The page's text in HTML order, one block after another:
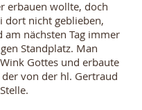
erbauen wollte, doch
dort nicht geblieben,
am nächsten Tag immer
Standplatz. Man
Gottes und erbaute
von der hl. Gertraud